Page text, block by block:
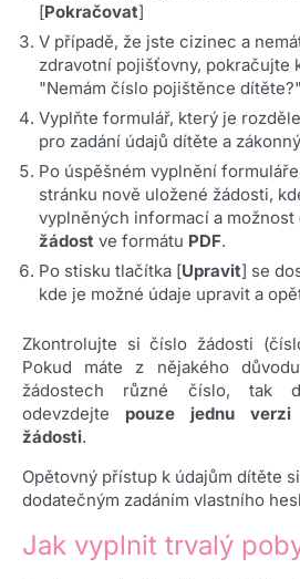
[Pokračovat]
V případě, že jste cizinec a
zdravotní pojišťovny, pokračujte
"Nemám číslo pojištěnce
Vyplňte formulář, který je
pro zadání údajů dítěte a
Po úspěšném vyplnění
stránku nově uložené žádosti,
vyplněných informací a možnost
žádost ve formátu PDF.
Po stisku tlačítka [Upravit] se
kde je možné údaje upravit a
Zkontrolujte si číslo žádosti
Pokud máte z nějakého
žádostech různé číslo, tak
odevzdejte pouze jednu
žádosti.
Opětovný přístup k údajům dítěte
dodatečným zadáním vlastního
Jak vyplnit trvalý